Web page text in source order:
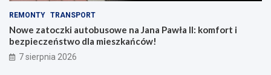
REMONTY TRANSPORT
Nowe zatoczki autobusowe na Jana Pawła II: komfort i
bezpieczeństwo dla mieszkańców!
7 sierpnia 2026